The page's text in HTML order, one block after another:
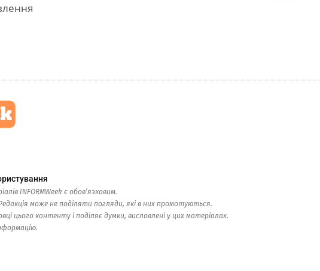
INFORMWeek є обов’язковим.
може не поділяти погляди, які в них промотуються.
контенту і поділяє думки, висловлені у цих матеріалах.